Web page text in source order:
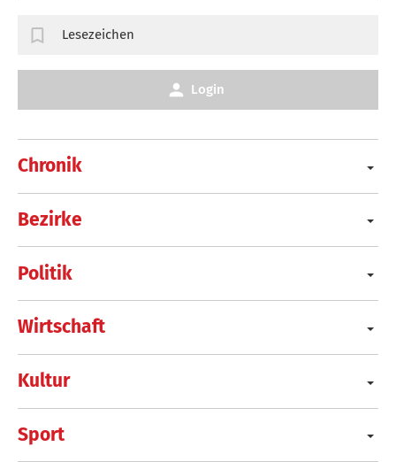
Chronik
Bezirke
Politik
Wirtschaft
Kultur
Sport
Lesezeichen
Login